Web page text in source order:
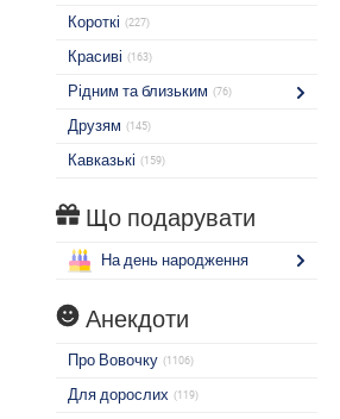
Короткі (227)
Красиві (163)
Рідним та близьким (76)
Друзям (145)
Кавказькі (159)
Що подарувати
На день народження
Анекдоти
Про Вовочку (1106)
Для дорослих (119)